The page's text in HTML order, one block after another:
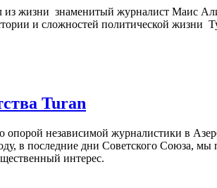
из жизни знаменитый журналист Маис
и сложностей политической жизни
Turan
независимой журналистики в
в последние дни Советского Союза,
интерес.